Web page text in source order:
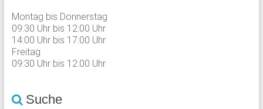
Montag bis Donnerstag
09:30 Uhr bis 12:00 Uhr
14:00 Uhr bis 17:00 Uhr
Freitag
09:30 Uhr bis 12:00 Uhr
Suche